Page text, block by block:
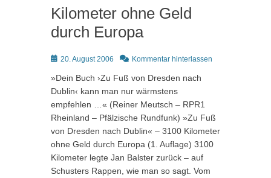
Kilometer ohne Geld
durch Europa
Posted
20. August 2006 Kommentar hinterlassen
»Dein Buch ›Zu Fuß von Dresden nach
Dublin‹ kann man nur wärmstens
empfehlen …« (Reiner Meutsch – RPR1
Rheinland – Pfälzische Rundfunk) »Zu Fuß
von Dresden nach Dublin« – 3100 Kilometer
ohne Geld durch Europa (1. Auflage) 3100
Kilometer legte Jan Balster zurück – auf
Schusters Rappen, wie man so sagt. Vom